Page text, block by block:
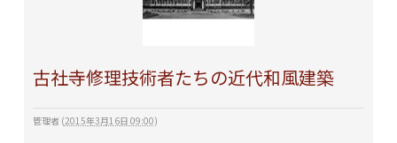
古社寺修理技術者たちの近代和風建築
管理者(2015年3月16日 09:00)